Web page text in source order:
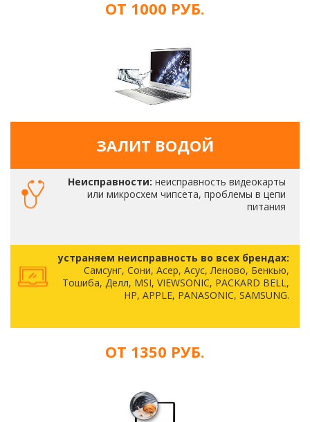
ОТ 1000 РУБ.
ЗАЛИТ ВОДОЙ
Неисправности: неисправность видеокарты
или микросхем чипсета, проблемы в цепи
питания
устраняем неисправность во всех брендах:
Самсунг, Сони, Асер, Асус, Леново, Бенкью,
Тошиба, Делл, MSI, VIEWSONIC, PACKARD BELL,
HP, APPLE, PANASONIC, SAMSUNG.
ОТ 1350 РУБ.